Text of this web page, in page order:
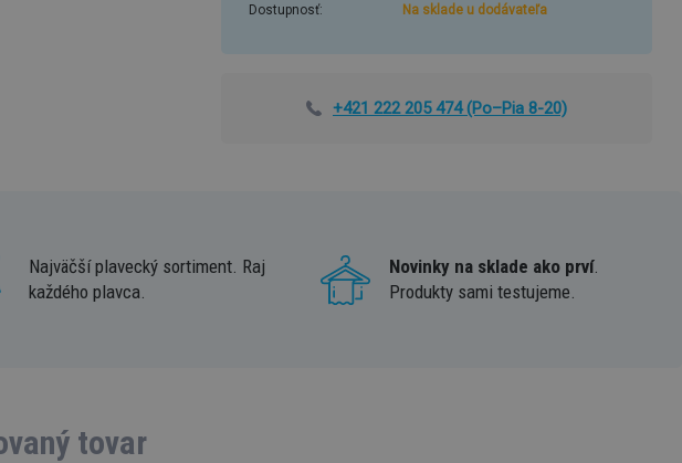
Dostupnosť: Na sklade u dodávateľa
+421 222 205 474(Po–Pia 8-20)
Najväčší plavecký sortiment. Raj
každého plavca.
Novinky na sklade ako prví.
Produkty sami testujeme.
tovar